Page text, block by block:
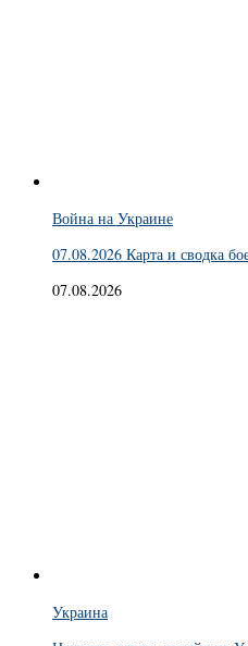
Война на Украине
07.08.2026 Карта и сводка
07.08.2026
Украина